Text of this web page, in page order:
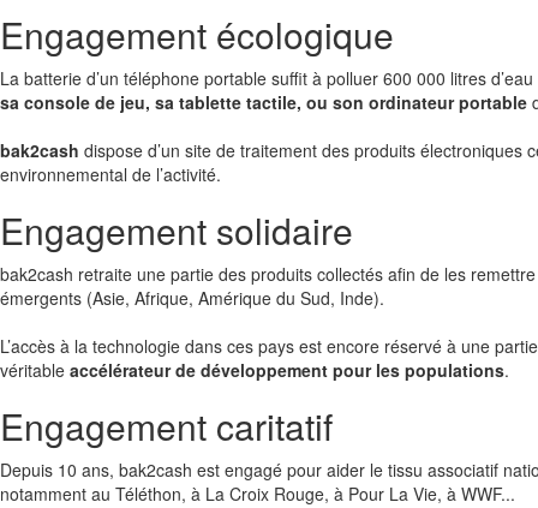
Engagement écologique
La batterie d’un téléphone portable suffit à polluer 600 000 litres
sa console de jeu, sa tablette tactile, ou son ordinateur portable
bak2cash dispose d’un site de traitement des produits
environnemental de l’activité.
Engagement solidaire
bak2cash retraite une partie des produits collectés afin de les
émergents (Asie, Afrique, Amérique du Sud, Inde).
L’accès à la technologie dans ces pays est encore réservé à une
véritable accélérateur de développement pour les populations.
Engagement caritatif
Depuis 10 ans, bak2cash est engagé pour aider le tissu associatif
notamment au Téléthon, à La Croix Rouge, à Pour La Vie, à WWF...